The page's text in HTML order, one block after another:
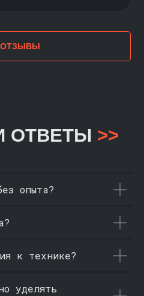
опыта?
к технике?
уделять